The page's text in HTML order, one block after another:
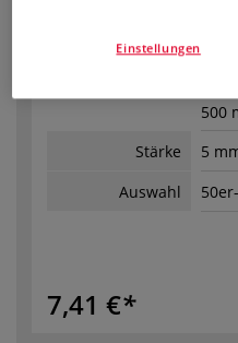
Auf Lager.
500
Stärke
5
Auswahl
7,41 €
Einstellungen